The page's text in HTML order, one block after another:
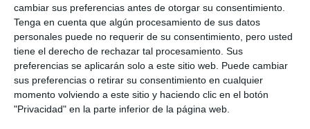
cambiar sus preferencias antes de otorgar su consentimiento.
Tenga en cuenta que algún procesamiento de sus datos
personales puede no requerir de su consentimiento, pero usted
tiene el derecho de rechazar tal procesamiento. Sus
preferencias se aplicarán solo a este sitio web. Puede cambiar
sus preferencias o retirar su consentimiento en cualquier
momento volviendo a este sitio y haciendo clic en el botón
"Privacidad" en la parte inferior de la página web.
El Ayuntamiento mostrará a los
jóvenes la importancia de la
fotoprotección
ACTUALIDAD
Notas de valentía: 70 jóvenes